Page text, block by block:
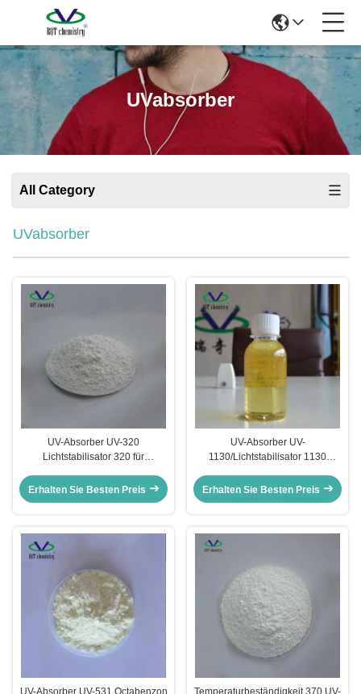
UVabsorber
All Category
UVabsorber
UV-Absorber UV-320
Lichtstabilisator 320 für
Erhalten Sie Besten Preis
UV-Absorber UV-
1130/Lichtstabilisator 1130
Tinte/Farbe/Beschichtung/Acrylsäure
Erhalten Sie Besten Preis